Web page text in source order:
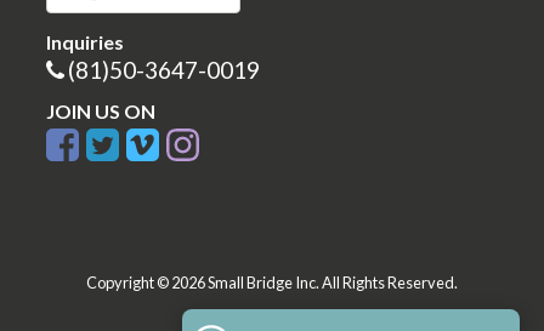
Inquiries
(81)50-3647-0019
JOIN US ON
Copyright © 2026 Small Bridge Inc. All Rights Reserved.